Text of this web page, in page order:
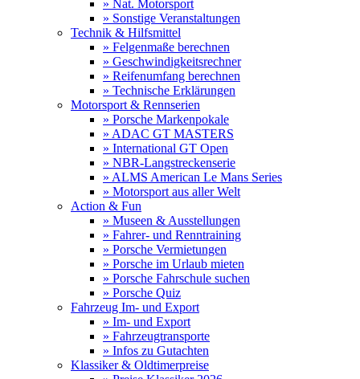
» Nat. Motorsport
» Sonstige Veranstaltungen
Technik & Hilfsmittel
» Felgenmaße berechnen
» Geschwindigkeitsrechner
» Reifenumfang berechnen
» Technische Erklärungen
Motorsport & Rennserien
» Porsche Markenpokale
» ADAC GT MASTERS
» International GT Open
» NBR-Langstreckenserie
» ALMS American Le Mans Series
» Motorsport aus aller Welt
Action & Fun
» Museen & Ausstellungen
» Fahrer- und Renntraining
» Porsche Vermietungen
» Porsche im Urlaub mieten
» Porsche Fahrschule suchen
» Porsche Quiz
Fahrzeug Im- und Export
» Im- und Export
» Fahrzeugtransporte
» Infos zu Gutachten
Klassiker & Oldtimerpreise